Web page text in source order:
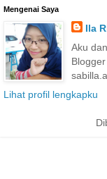
Mengenai Saya
Ila
Aku
Lihat profil lengkapku